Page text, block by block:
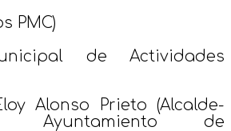
PMC)
de Actividades
Alonso Prieto (Alcalde-
Ayuntamiento de